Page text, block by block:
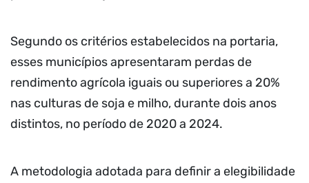
Segundo os critérios estabelecidos na portaria,
esses municípios apresentaram perdas de
rendimento agrícola iguais ou superiores a 20%
nas culturas de soja e milho, durante dois anos
distintos, no período de 2020 a 2024.
A metodologia adotada para definir a elegibilidade